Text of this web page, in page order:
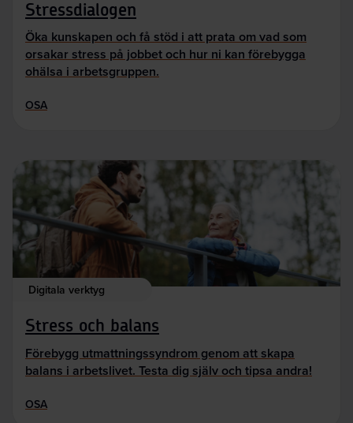
Stressdialogen
Öka kunskapen och få stöd i att prata om vad som
orsakar stress på jobbet och hur ni kan förebygga
ohälsa i arbetsgruppen.
OSA
Digitala verktyg
Stress och balans
Förebygg utmattningssyndrom genom att skapa
balans i arbetslivet. Testa dig själv och tipsa andra!
OSA